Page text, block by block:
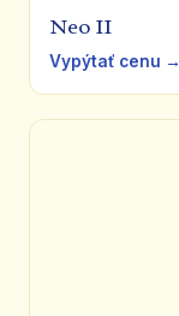
Neo II
Vypýtať cenu →